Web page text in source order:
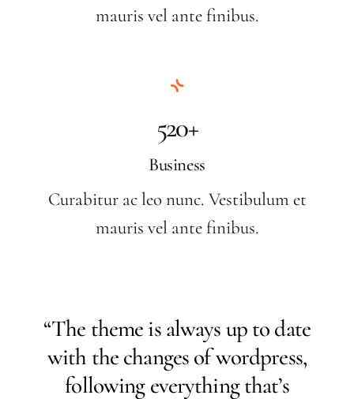
mauris vel ante finibus.
520+
Business
Curabitur ac leo nunc. Vestibulum et
mauris vel ante finibus.
“The theme is always up to date
with the changes of wordpress,
following everything that’s